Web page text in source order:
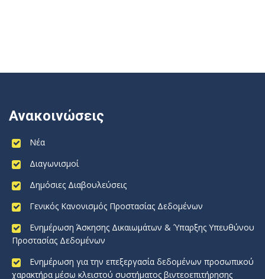
Ανακοινώσεις
Νέα
Διαγωνισμοί
Δημόσιες Διαβουλεύσεις
Γενικός Κανονισμός Προστασίας Δεδομένων
Ενημέρωση Άσκησης Δικαιωμάτων & Ύπαρξης Υπευθύνου
Προστασίας Δεδομένων
Ενημέρωση για την επεξεργασία δεδομένων προσωπικού
χαρακτήρα μέσω κλειστού συστήματος βιντεοεπιτήρησης